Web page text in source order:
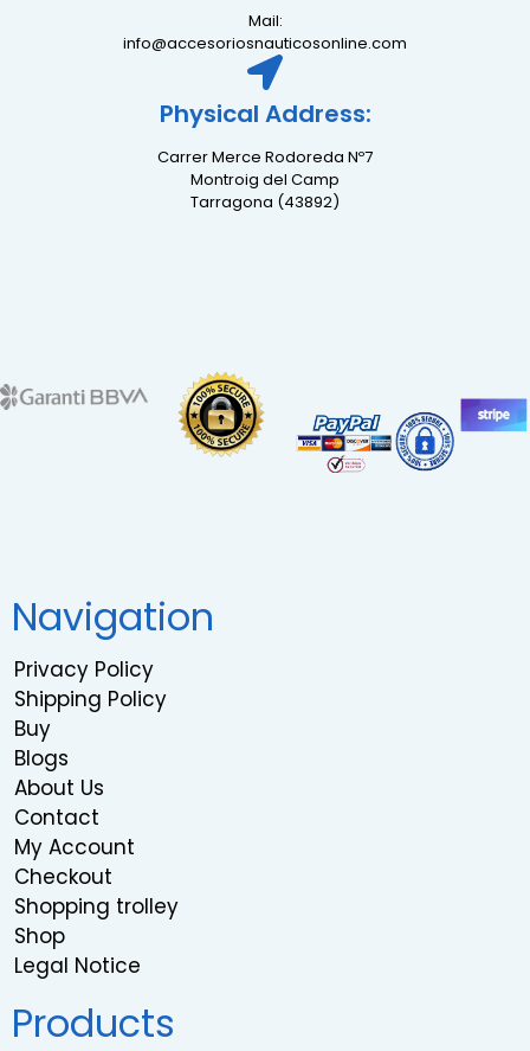
Mail:
info@accesoriosnauticosonline.com
Physical Address:
Carrer Merce Rodoreda Nº7
Montroig del Camp
Tarragona (43892)
Navigation
Privacy Policy
Shipping Policy
Buy
Blogs
About Us
Contact
My Account
Checkout
Shopping trolley
Shop
Legal Notice
Products